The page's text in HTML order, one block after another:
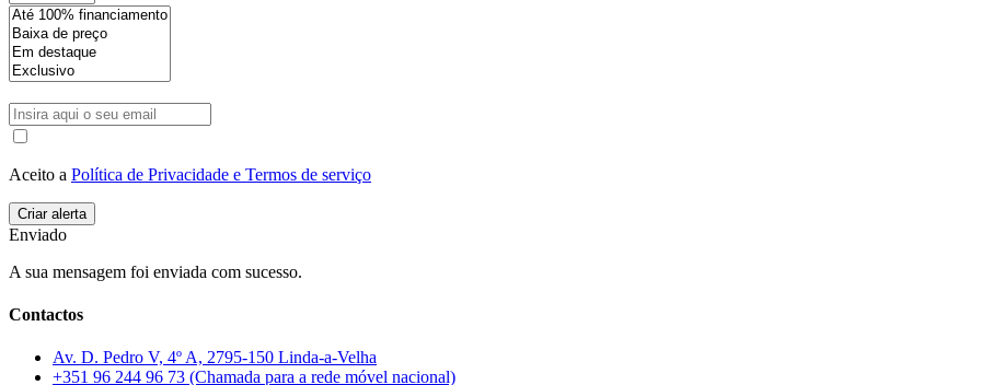
Aceito a Política de Privacidade e Termos de serviço
Enviado
A sua mensagem foi enviada com sucesso.
Contactos
Av. D. Pedro V, 4º A, 2795-150 Linda-a-Velha
+351 96 244 96 73 (Chamada para a rede móvel nacional)